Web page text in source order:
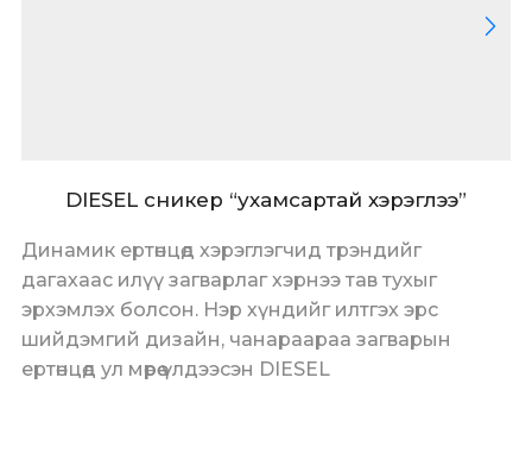
DIESEL сникер “ухамсартай хэрэглээ”
Динамик ертөнцөд хэрэглэгчид трэндийг
дагахаас илүү загварлаг хэрнээ тав тухыг
эрхэмлэх болсон. Нэр хүндийг илтгэх эрс
шийдэмгий дизайн, чанараараа загварын
ертөнцөд ул мөрөө үлдээсэн DIESEL